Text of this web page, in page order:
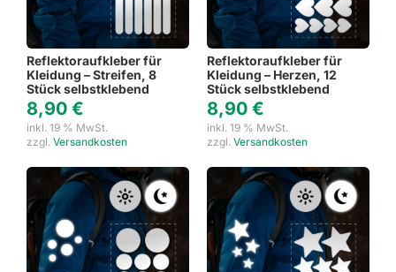
Reflektoraufkleber für
Kleidung – Streifen, 8
Stück selbstklebend
8,90 €
inkl. 19 % MwSt.
zzgl. Versandkosten
Reflektoraufkleber für
Kleidung – Herzen, 12
Stück selbstklebend
8,90 €
inkl. 19 % MwSt.
zzgl. Versandkosten